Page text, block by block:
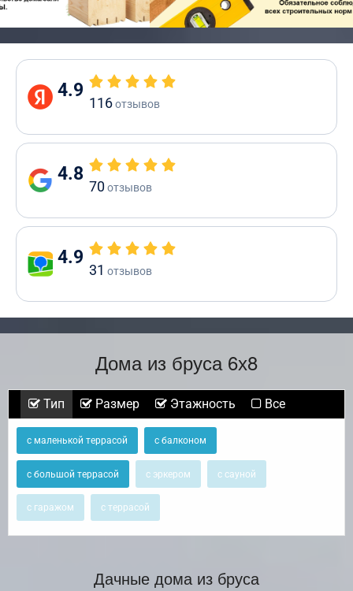
4.9
116отзывов
4.8
70отзывов
4.9
31 отзывов
Дома из бруса 6х8
Тип Размер Этажность Все
с маленькой террасой с балконом
с большой террасой с эркером с сауной
с гаражом с террасой
Дачные дома из бруса